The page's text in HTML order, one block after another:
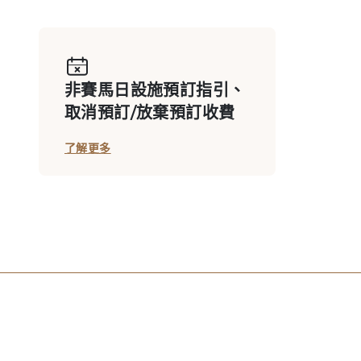
私用廂房: 第一座看台二樓
會員私用廂房 D713
非賽馬日設施預訂指引、
取消預訂/放棄預訂收費
了解更多